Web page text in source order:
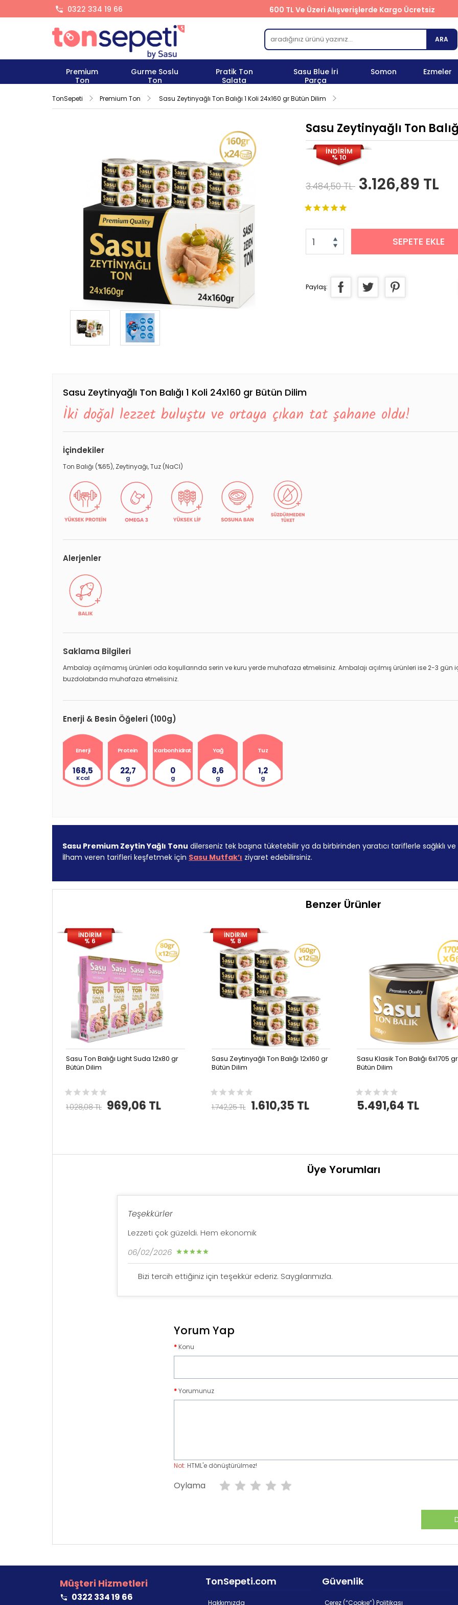
0322 334 19 66 600 TL Ve Üzeri Alışverişlerde Kargo Ücretsiz
ARA
Premium
Ton
Gurme Soslu
Ton
Pratik Ton
Salata
Sasu Blue İri
Parça
Somon Ezmeler
TonSepeti Premium Ton Sasu Zeytinyağlı Ton Balığı 1 Koli 24x160 gr Bütün Dilim
Sasu Zeytinyağlı Ton
İNDİRİM
% 10
3.484,50 TL 3.126,89 TL
SEPETE EKLE
Paylaş:
Sasu Zeytinyağlı Ton Balığı 1 Koli 24x160 gr Bütün Dilim
İki doğal lezzet buluştu ve ortaya çıkan tat şahane oldu!
İçindekiler
Ton Balığı (%65), Zeytinyağı, Tuz (NaCI)
Alerjenler
Saklama Bilgileri
Ambalajı açılmamış ürünleri oda koşullarında serin ve kuru yerde muhafaza etmelisiniz. Ambalajı açılmış ürünleri ise 2-3 gün
buzdolabında muhafaza etmelisiniz.
Enerji & Besin Öğeleri (100g)
Enerji
168,5
Kcal
Protein
22,7
g
Karbonhidrat
0
g
Yağ
8,6
g
Tuz
1,2
g
Sasu Premium Zeytin Yağlı Tonu dilerseniz tek başına tüketebilir ya da birbirinden yaratıcı tariflerle sağlıklı
İlham veren tarifleri keşfetmek için Sasu Mutfak’ı ziyaret edebilirsiniz.
Benzer Ürünler
İNDİRİM
% 6
Sasu Ton Balığı Light Suda 12x80 gr
Bütün Dilim
1.028,08 TL 969,06 TL
İNDİRİM
% 8
Sasu Zeytinyağlı Ton Balığı 12x160 gr
Bütün Dilim
1.742,25 TL 1.610,35 TL
Sasu Klasik Ton Balığı 6x1705 gr
Bütün Dilim
5.491,64 TL
Üye Yorumları
Teşekkürler
Lezzeti çok güzeldi. Hem ekonomik
06/02/2026
Bizi tercih ettiğiniz için teşekkür ederiz. Saygılarımızla.
Yorum Yap
Konu
Yorumunuz
Not: HTML'e dönüştürülmez!
Oylama
Müşteri Hizmetleri
0322 334 19 66
TonSepeti.com
Hakkımızda
Güvenlik
Çerez (“Cookıe”) Politikası